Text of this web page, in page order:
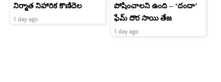
నిర్మాత నిహారిక కొణిదెల
1 day ago
పోషించాలని ఉంది – ‘దందా’
ఫేమ్ దొర సాయి తేజ
1 day ago